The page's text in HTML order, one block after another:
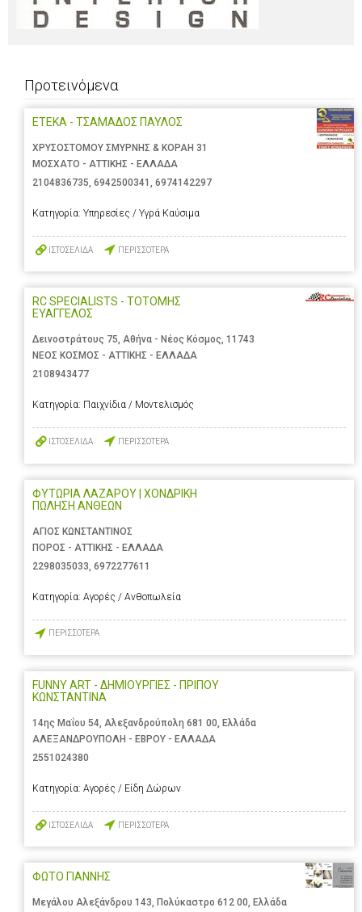
Προτεινόμενα
ΕΤΕΚΑ - ΤΣΑΜΑΔΟΣ ΠΑΥΛΟΣ
ΧΡΥΣΟΣΤΟΜΟΥ ΣΜΥΡΝΗΣ & ΚΟΡΑΗ 31
ΜΟΣΧΑΤΟ - ΑΤΤΙΚΗΣ - ΕΛΛΑΔΑ
2104836735, 6942500341 , 6974142297
Κατηγορία: Υπηρεσίες / Υγρά Καύσιμα
ΙΣΤΟΣΕΛΙΔΑ ΠΕΡΙΣΣΟΤΕΡΑ
RC SPECIALISTS - ΤΟΤΟΜΗΣ
ΕΥΑΓΓΕΛΟΣ
Δεινοστράτους 75, Αθήνα - Νέος Κόσμος, 11743
ΝΕΟΣ ΚΟΣΜΟΣ - ΑΤΤΙΚΗΣ - ΕΛΛΑΔΑ
2108943477
Κατηγορία: Παιχνίδια / Μοντελισμός
ΙΣΤΟΣΕΛΙΔΑ ΠΕΡΙΣΣΟΤΕΡΑ
ΦΥΤΩΡΙΑ ΛΑΖΑΡΟΥ | ΧΟΝΔΡΙΚΗ
ΠΩΛΗΣΗ ΑΝΘΕΩΝ
ΑΓΙΟΣ ΚΩΝΣΤΑΝΤΙΝΟΣ
ΠΟΡΟΣ - ΑΤΤΙΚΗΣ - ΕΛΛΑΔΑ
2298035033 6972277611
Κατηγορία: Αγορές / Ανθοπωλεία
ΠΕΡΙΣΣΟΤΕΡΑ
FUNNY ART - ΔΗΜΙΟΥΡΓΙΕΣ - ΠΡΙΠΟΥ
ΚΩΝΣΤΑΝΤΙΝΑ
14ης Μαΐου 54, Αλεξανδρούπολη 681 00, Ελλάδα
ΑΛΕΞΑΝΔΡΟΥΠΟΛΗ - ΕΒΡΟΥ - ΕΛΛΑΔΑ
2551024380
Κατηγορία: Αγορές / Είδη Δώρων
ΙΣΤΟΣΕΛΙΔΑ ΠΕΡΙΣΣΟΤΕΡΑ
ΦΩΤΟ ΓΙΑΝΝΗΣ
Μεγάλου Αλεξάνδρου 143, Πολύκαστρο 612 00, Ελλάδα